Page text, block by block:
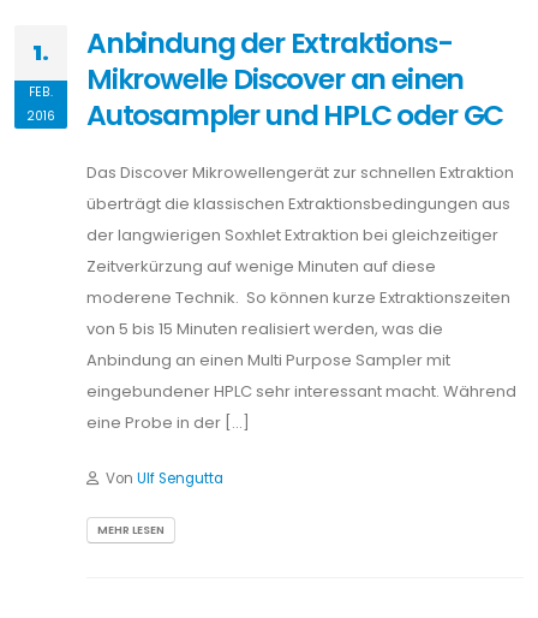
1.
FEB.
2016
Anbindung der Extraktions-
Mikrowelle Discover an einen
Autosampler und HPLC oder GC
Das Discover Mikrowellengerät zur schnellen Extraktion
überträgt die klassischen Extraktionsbedingungen aus
der langwierigen Soxhlet Extraktion bei gleichzeitiger
Zeitverkürzung auf wenige Minuten auf diese
moderene Technik. So können kurze Extraktionszeiten
von 5 bis 15 Minuten realisiert werden, was die
Anbindung an einen Multi Purpose Sampler mit
eingebundener HPLC sehr interessant macht. Während
eine Probe in der […]
Von Ulf Sengutta
MEHR LESEN